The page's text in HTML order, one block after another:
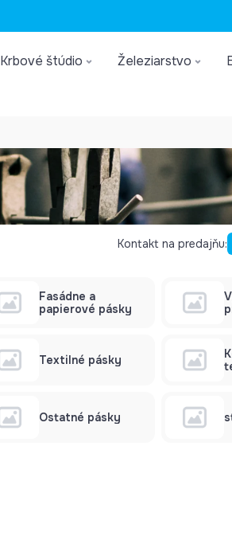
Krbové štúdio Železiarstvo
Kontakt na predajňu:
Fasádne a
papierové pásky
Textilné pásky
Ostatné pásky